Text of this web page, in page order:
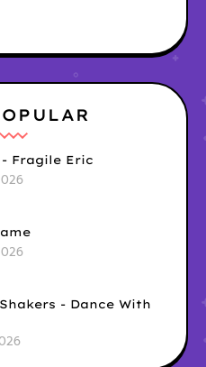
Fragile Eric
- Dance With